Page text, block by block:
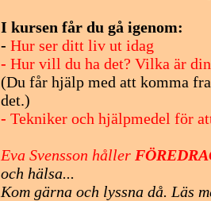
I kursen får du gå igenom:
- Hur ser ditt liv ut idag
- Hur vill du ha det? Vilka är
(Du får hjälp med att komma
det.)
- Tekniker och hjälpmedel för
Eva Svensson håller
och hälsa...
Kom gärna och lyssna då. Läs